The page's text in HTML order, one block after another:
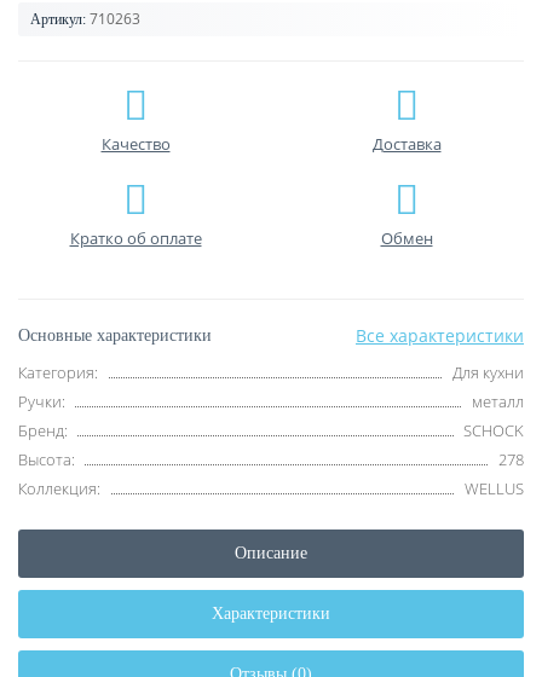
Артикул: 710263
Качество Доставка
Кратко об оплате Обмен
Основные характеристики Все характеристики
Категория:
Для кухни
Ручки:
металл
Бренд:
SCHOCK
Высота:
278
Коллекция:
WELLUS
Описание
Характеристики